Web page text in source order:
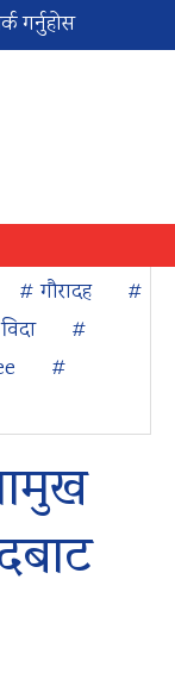
गर्नुहोस
# गौरादह
#
#
#